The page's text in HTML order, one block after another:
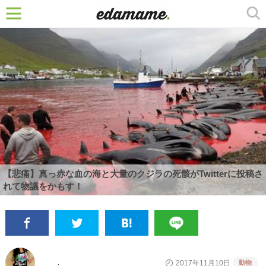
【悲痛】真っ赤な血の海と大量のクジラの死骸がTwitterに投稿さ
れて物議をかもす！
2017年11月10日 動物